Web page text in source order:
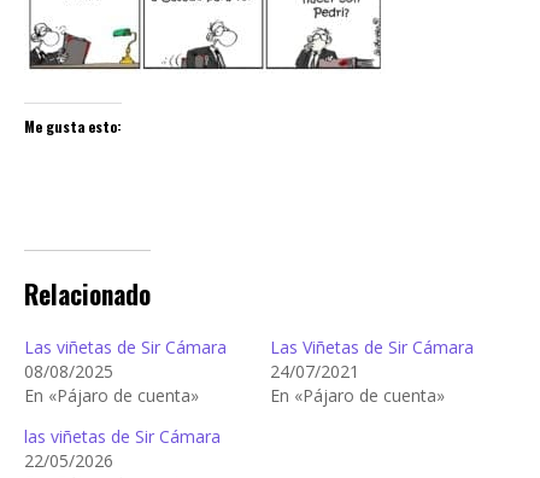
Me gusta esto:
Relacionado
Las viñetas de Sir Cámara
08/08/2025
En «Pájaro de cuenta»
Las Viñetas de Sir Cámara
24/07/2021
En «Pájaro de cuenta»
las viñetas de Sir Cámara
22/05/2026